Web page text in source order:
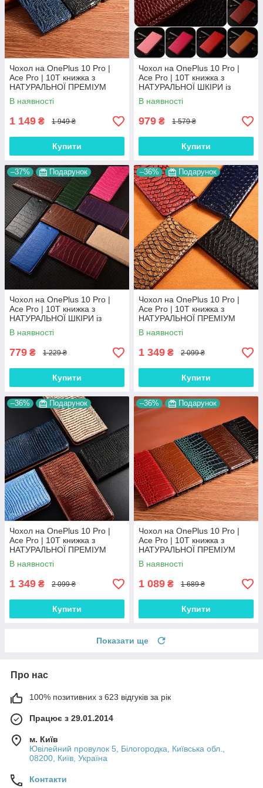
Чохол на OnePlus 10 Pro |
Ace Pro | 10T книжка з
НАТУРАЛЬНОЇ ПРЕМІУМ
ШКІРИ із підставкою
протиударний магнітний
"DRAGON"
В наявності
1 149 ₴ 1 949 ₴
Купити
Чохол на OnePlus 10 Pro |
Ace Pro | 10T книжка з
НАТУРАЛЬНОЇ ШКІРИ із
підставкою візитницею
протиударний магнітний
"BULL"
В наявності
979 ₴ 1 579 ₴
Купити
–37% Подарунок
Чохол на OnePlus 10 Pro |
Ace Pro | 10T книжка з
НАТУРАЛЬНОЇ ШКІРИ із
підставкою візитницею
протиударний магнітний
"LUXOR"
В наявності
779 ₴ 1 229 ₴
Купити
–36% Подарунок
Чохол на OnePlus 10 Pro |
Ace Pro | 10T книжка з
НАТУРАЛЬНОЇ ПРЕМІУМ
ШКІРИ із підставкою
протиударний магнітний
"PYTHON"
В наявності
1 349 ₴ 2 099 ₴
Купити
–36% Подарунок
Чохол на OnePlus 10 Pro |
Ace Pro | 10T книжка з
НАТУРАЛЬНОЇ ПРЕМІУМ
ШКІРИ із підставкою
протиударний магнітний
"VARAN"
В наявності
1 349 ₴ 2 099 ₴
Купити
–36% Подарунок
Чохол на OnePlus 10 Pro |
Ace Pro | 10T книжка з
НАТУРАЛЬНОЇ ПРЕМІУМ
ШКІРИ із підставкою
протиударний магнітний
"CROCODILE"
В наявності
1 089 ₴ 1 689 ₴
Купити
Показати ще
Про нас
100% позитивних з 623 відгуків за рік
Працює з 29.01.2014
м. Київ
Ювілейний провулок 5, Білогородка, Київська обл.,
08200, Київ, Україна
Контакти